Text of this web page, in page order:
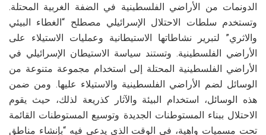
الدونمات من الأراضي الفلسطينية في الضفة الغربية المحتلة.
وتستخدم سلطات الاحتلال الإسرائيلي مصطلح “الغطاء البيئي
والاثري” لتبرير نشاطاتها الاستيطانية وعمليات الاستيلاء على
الأراضي الفلسطينية. وتستند سياسة الاستيطان الإسرائيلي في
الأراضي الفلسطينية المحتلة إلى استخدام مجموعة متنوعة من
الوسائل لضم الأراضي الفلسطينية والاستيلاء عليها. ومن ضمن
هذه الوسائل، استخدام البيئة والآثار كذريعة لذلك، حيث يقوم
الاحتلال ببناء المستوطنات الجديدة وتوسيع المستوطنات القائمة
تحت مسميات واهية، في الوقت الذي يدعي فيه “بإنشاء مناطق